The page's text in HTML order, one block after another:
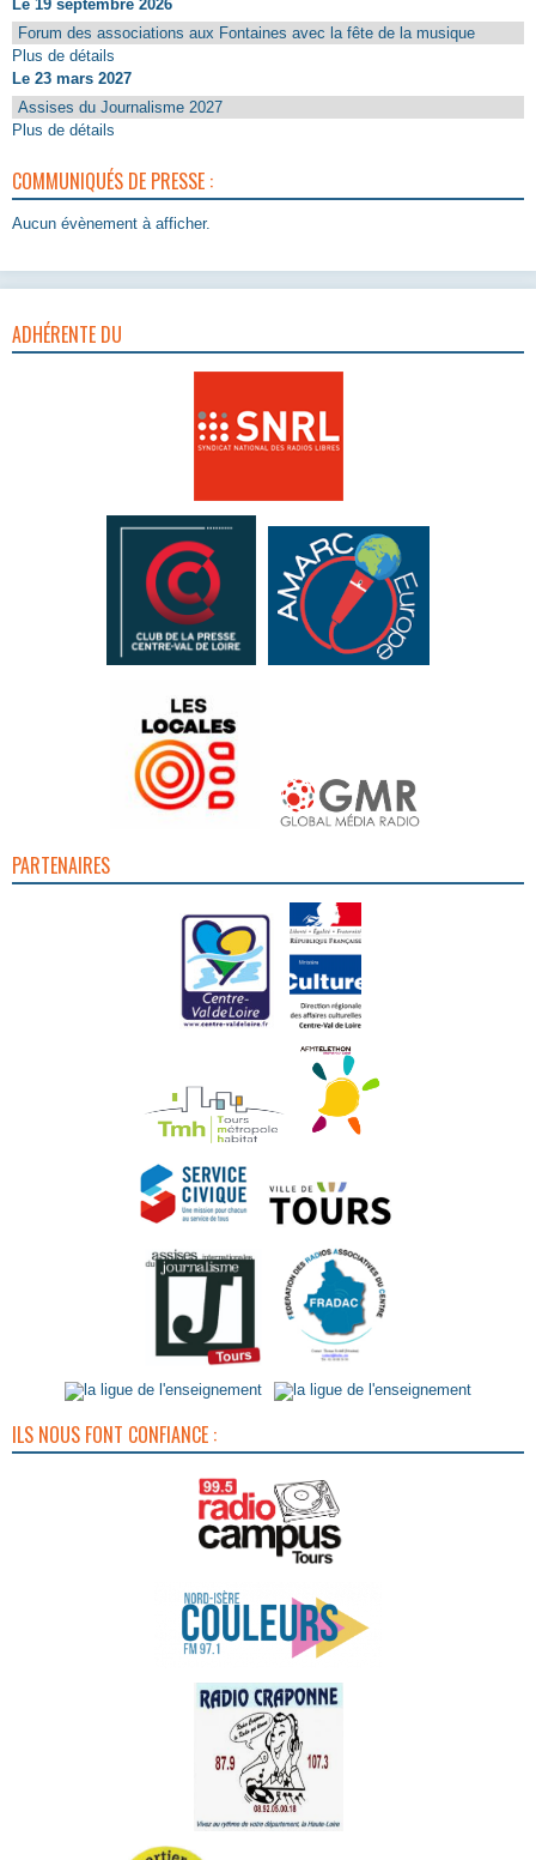
Le 19 septembre 2026
Forum des associations aux Fontaines avec la fête de la musique
Plus de détails
Le 23 mars 2027
Assises du Journalisme 2027
Plus de détails
COMMUNIQUÉS DE PRESSE :
Aucun évènement à afficher.
ADHÉRENTE DU
PARTENAIRES
ILS NOUS FONT CONFIANCE :